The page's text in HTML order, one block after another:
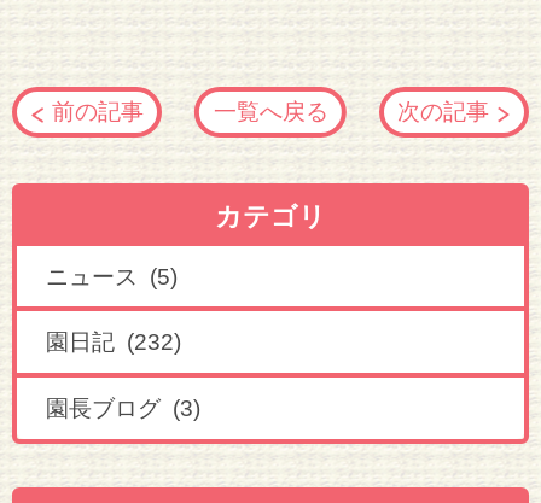
前の記事 一覧へ戻る 次の記事
カテゴリ
ニュース (5)
園日記 (232)
園長ブログ (3)